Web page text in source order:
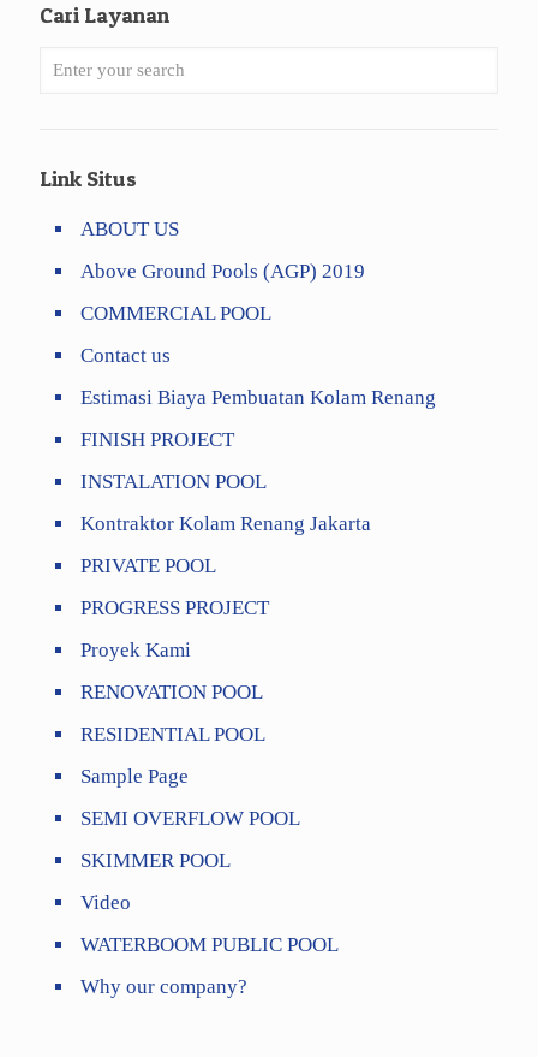
Cari Layanan
Link Situs
ABOUT US
Above Ground Pools (AGP) 2019
COMMERCIAL POOL
Contact us
Estimasi Biaya Pembuatan Kolam Renang
FINISH PROJECT
INSTALATION POOL
Kontraktor Kolam Renang Jakarta
PRIVATE POOL
PROGRESS PROJECT
Proyek Kami
RENOVATION POOL
RESIDENTIAL POOL
Sample Page
SEMI OVERFLOW POOL
SKIMMER POOL
Video
WATERBOOM PUBLIC POOL
Why our company?